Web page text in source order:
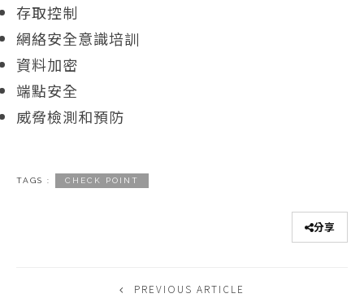
存取控制
網絡安全意識培訓
資料加密
端點安全
威脅檢測和預防
TAGS : CHECK POINT
分享
PREVIOUS ARTICLE